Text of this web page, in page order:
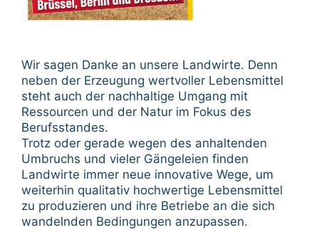
Wir sagen Danke an unsere Landwirte. Denn
neben der Erzeugung wertvoller Lebensmittel
steht auch der nachhaltige Umgang mit
Ressourcen und der Natur im Fokus des
Berufsstandes.
Trotz oder gerade wegen des anhaltenden
Umbruchs und vieler Gängeleien finden
Landwirte immer neue innovative Wege, um
weiterhin qualitativ hochwertige Lebensmittel
zu produzieren und ihre Betriebe an die sich
wandelnden Bedingungen anzupassen.